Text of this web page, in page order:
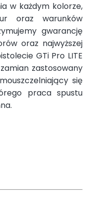
w każdym kolorze,
oraz warunków
gwarancję
oraz najwyższej
GTi Pro LITE
zastosowany
się
praca spustu